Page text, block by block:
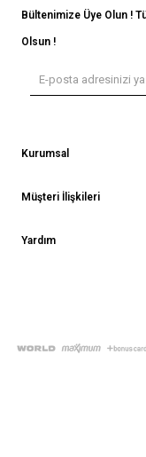
Bültenimize Üye Olun !
Olsun !
Kurumsal
Müşteri İlişkileri
Yardım